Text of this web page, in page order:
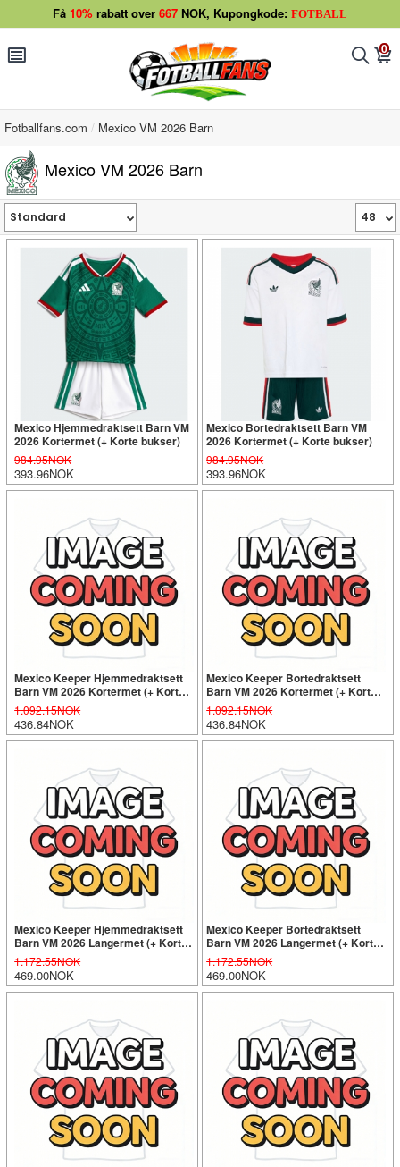
Få 10% rabatt over 667 NOK, Kupongkode: FOTBALL
󰂩 󰂨 0
󰃦
Fotballfans.com Mexico VM 2026 Barn
Mexico VM 2026 Barn
Mexico Hjemmedraktsett Barn VM
2026 Kortermet (+ Korte bukser)
984.95NOK
393.96NOK
Mexico Bortedraktsett Barn VM
2026 Kortermet (+ Korte bukser)
984.95NOK
393.96NOK
Mexico Keeper Hjemmedraktsett
Barn VM 2026 Kortermet (+ Korte
bukser)
1.092.15NOK
436.84NOK
Mexico Keeper Bortedraktsett
Barn VM 2026 Kortermet (+ Korte
bukser)
1.092.15NOK
436.84NOK
Mexico Keeper Hjemmedraktsett
Barn VM 2026 Langermet (+ Korte
bukser)
1.172.55NOK
469.00NOK
Mexico Keeper Bortedraktsett
Barn VM 2026 Langermet (+ Korte
bukser)
1.172.55NOK
469.00NOK